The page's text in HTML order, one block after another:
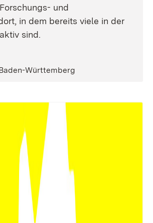
und
in dem bereits viele in der
sind.
Württemberg